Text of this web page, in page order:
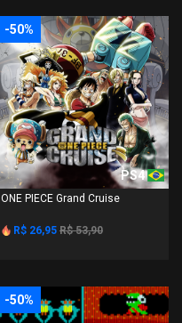
-50%
PS4
ONE PIECE Grand Cruise
R$ 26,95 R$ 53,90
-50%